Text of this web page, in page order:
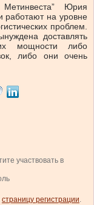
Юрия
работают на уровне
проблем.
доставлять
мощности либо
либо они очень
участвовать в
страницу регистрации.